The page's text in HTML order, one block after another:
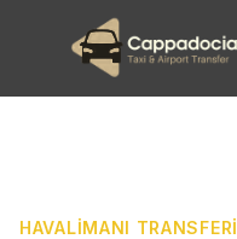
HAVALIMANI TRANSFERI